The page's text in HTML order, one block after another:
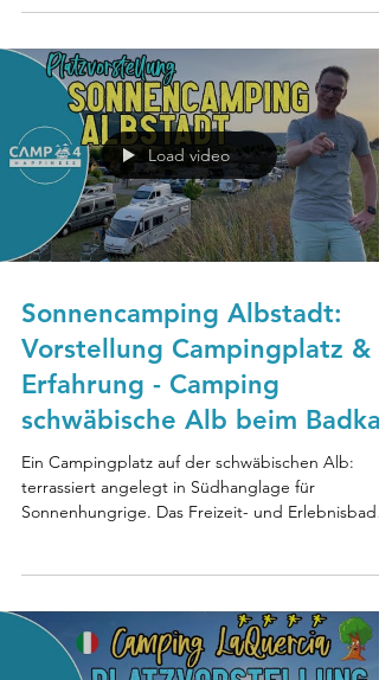
Load video
Sonnencamping Albstadt:
Vorstellung Campingplatz &
Erfahrung - Camping
schwäbische Alb beim
Ein Campingplatz auf der schwäbischen Alb:
terrassiert angelegt in Südhanglage für
Sonnenhungrige. Das Freizeit- und Erlebnisbad